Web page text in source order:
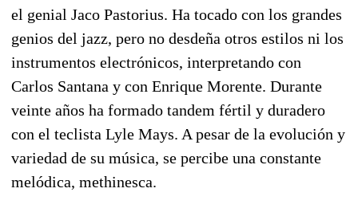
el genial Jaco Pastorius. Ha tocado con los grandes
genios del jazz, pero no desdeña otros estilos ni los
instrumentos electrónicos, interpretando con
Carlos Santana y con Enrique Morente. Durante
veinte años ha formado tandem fértil y duradero
con el teclista Lyle Mays. A pesar de la evolución y
variedad de su música, se percibe una constante
melódica, methinesca.